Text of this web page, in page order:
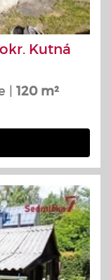
Kutná
| 120 m²